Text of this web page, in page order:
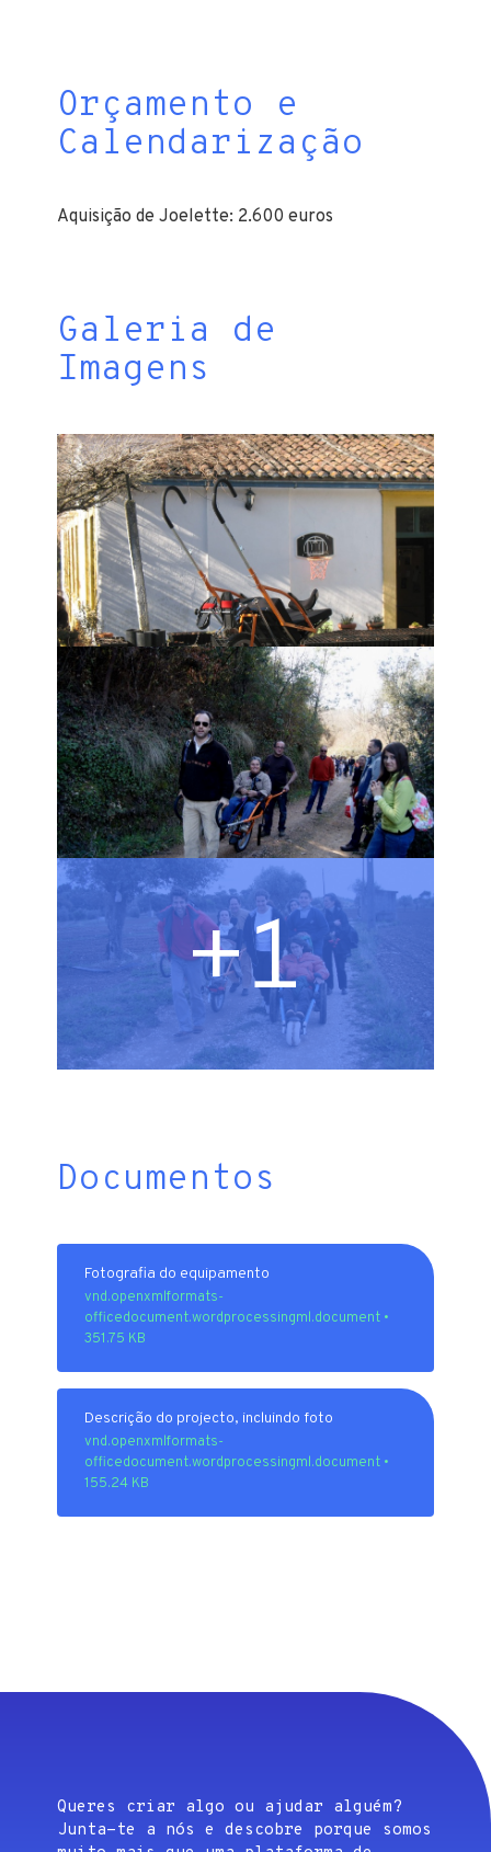
Orçamento e
Calendarização
Aquisição de Joelette: 2.600 euros
Galeria de
Imagens
+1
Documentos
Fotografia do equipamento
vnd.openxmlformats-
officedocument.wordprocessingml.document •
351.75 KB
Descrição do projecto, incluindo foto
vnd.openxmlformats-
officedocument.wordprocessingml.document •
155.24 KB
Queres criar algo ou ajudar alguém?
Junta-te a nós e descobre porque somos